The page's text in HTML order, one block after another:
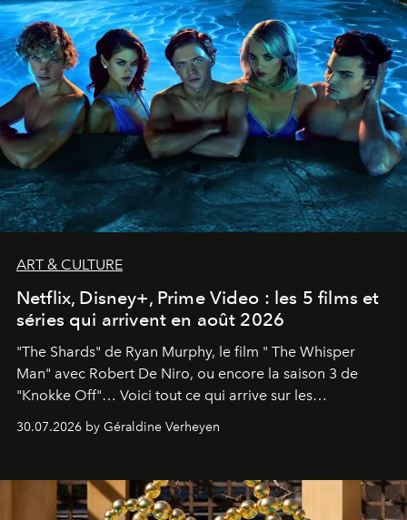
ART & CULTURE
Netflix, Disney+, Prime Video : les 5 films et
séries qui arrivent en août 2026
"The Shards" de Ryan Murphy, le film " The Whisper
Man" avec Robert De Niro, ou encore la saison 3 de
"Knokke Off"… Voici tout ce qui arrive sur les
plateformes de streaming en août 2026.
30.07.2026 by Géraldine Verheyen